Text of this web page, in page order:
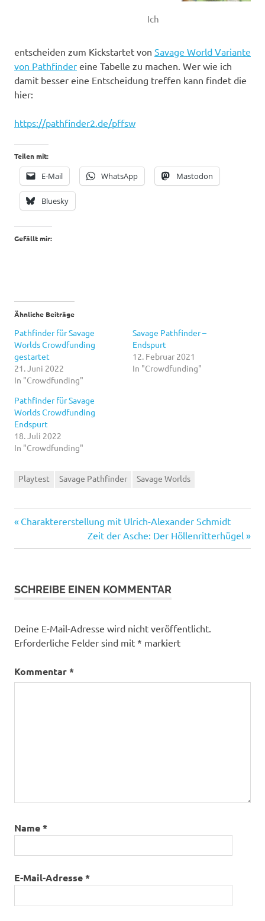
Ich
entscheiden zum Kickstartet von Savage World Variante
von Pathfinder eine Tabelle zu machen. Wer wie ich
damit besser eine Entscheidung treffen kann findet die
hier:
https://pathfinder2.de/pffsw
Teilen mit:
E-Mail WhatsApp Mastodon
Bluesky
Gefällt mir:
Ähnliche Beiträge
Pathfinder für Savage
Worlds Crowdfunding
gestartet
21. Juni 2022
In "Crowdfunding"
Savage Pathfinder –
Endspurt
12. Februar 2021
In "Crowdfunding"
Pathfinder für Savage
Worlds Crowdfunding
Endspurt
18. Juli 2022
In "Crowdfunding"
Playtest Savage Pathfinder Savage Worlds
Beitragsnavigation
Vorheriger
Charaktererstellung mit Ulrich-Alexander Schmidt
Nächster
Beitrag:
Zeit der Asche: Der Höllenritterhügel
SCHREIBE EINEN KOMMENTAR
Deine E-Mail-Adresse wird nicht veröffentlicht.
Erforderliche Felder sind mit * markiert
Kommentar*
Name*
E-Mail-Adresse*